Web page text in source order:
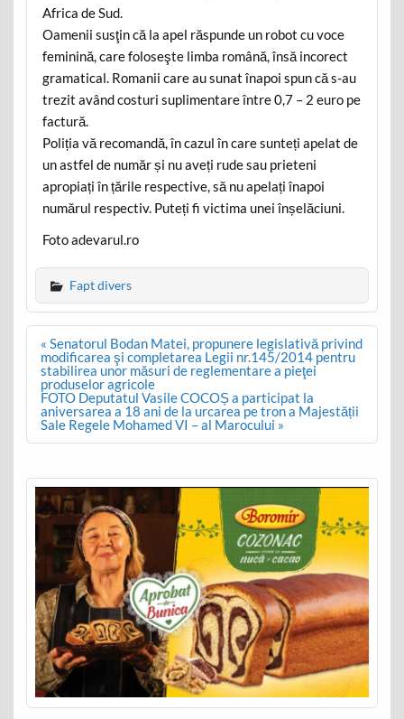
Africa de Sud.
Oamenii susţin că la apel răspunde un robot cu voce
feminină, care foloseşte limba română, însă incorect
gramatical. Romanii care au sunat înapoi spun că s-au
trezit având costuri suplimentare între 0,7 – 2 euro pe
factură.
Poliția vă recomandă, în cazul în care sunteți apelat de
un astfel de număr și nu aveți rude sau prieteni
apropiați în țările respective, să nu apelați înapoi
numărul respectiv. Puteți fi victima unei înșelăciuni.
Foto adevarul.ro
Fapt divers
Post
navigation
« Senatorul Bodan Matei, propunere legislativă privind
modificarea şi completarea Legii nr.145/2014 pentru
stabilirea unor măsuri de reglementare a pieţei
produselor agricole
FOTO Deputatul Vasile COCOȘ a participat la
aniversarea a 18 ani de la urcarea pe tron a Majestății
Sale Regele Mohamed VI – al Marocului »